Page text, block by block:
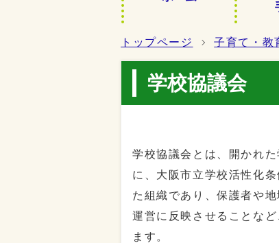
トップページ 子育て・教
学校協議会
学校協議会とは、開かれ
に、大阪市立学校活性化
た組織であり、保護者や
運営に反映させることな
ます。